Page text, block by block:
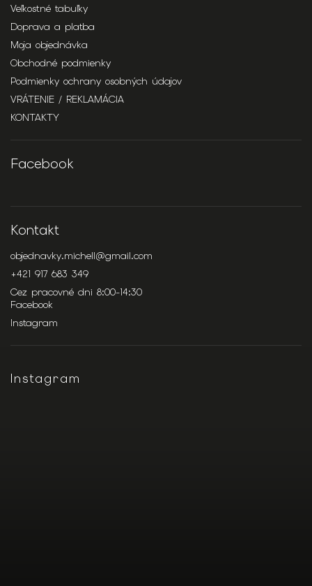
Veľkostné tabuľky
Doprava a platba
Moja objednávka
Obchodné podmienky
Podmienky ochrany osobných údajov
VRÁTENIE / REKLAMÁCIA
KONTAKTY
Facebook
Kontakt
objednavky.michell@gmail.com
+421 917 683 349
Cez pracovné dni 8:00-14:30
Facebook
Instagram
Instagram